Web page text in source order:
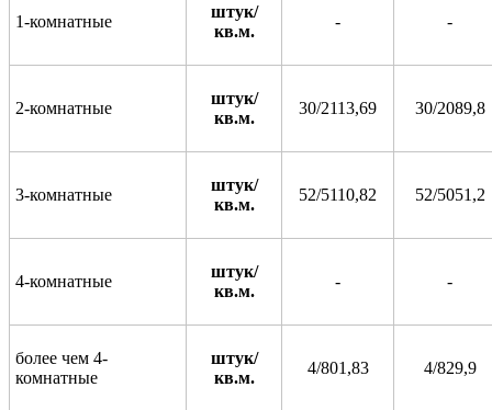
1-комнатные
штук/
кв.м.
- -
2-комнатные
штук/
кв.м.
30/2113,69 30/2089,8
3-комнатные
штук/
кв.м.
52/5110,82 52/5051,2
4-комнатные
штук/
кв.м.
- -
более чем 4-
комнатные
штук/
кв.м.
4/801,83 4/829,9